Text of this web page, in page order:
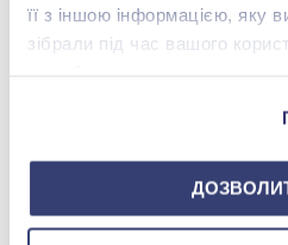
її з іншою інформацією, яку
зібрали під час вашого
0 800